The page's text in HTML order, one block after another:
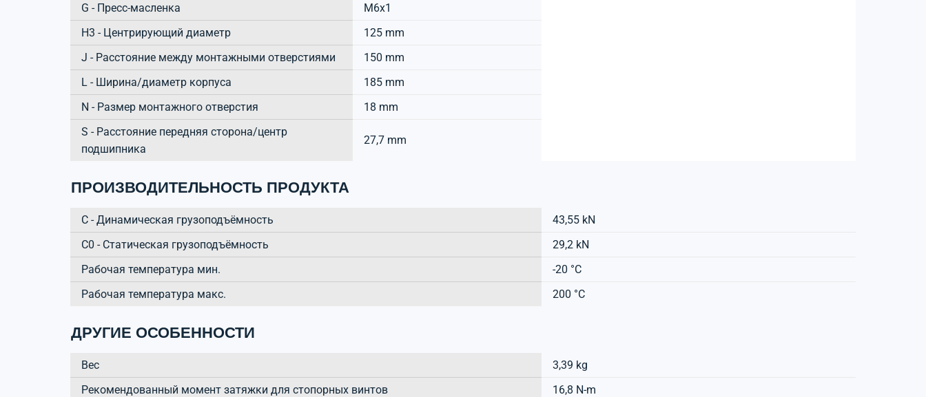
G - Пресс-масленка
M6x1
H3 - Центрирующий диаметр
125 mm
J - Расстояние между монтажными отверстиями
150 mm
L - Ширина/диаметр корпуса
185 mm
N - Размер монтажного отверстия
18 mm
S - Расстояние передняя сторона/центр
подшипника
27,7 mm
ПРОИЗВОДИТЕЛЬНОСТЬ ПРОДУКТА
C - Динамическая грузоподъёмность
43,55 kN
C0 - Статическая грузоподъёмность
29,2 kN
Рабочая температура мин.
-20 °C
Рабочая температура макс.
200 °C
ДРУГИЕ ОСОБЕННОСТИ
Вес
3,39 kg
Рекомендованный момент затяжки для стопорных винтов
16,8 N-m